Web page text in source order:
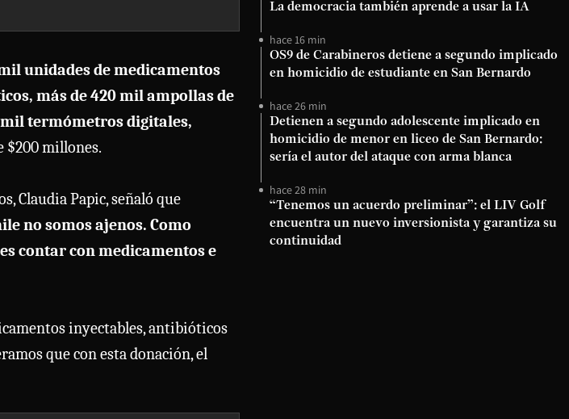
unidades de medicamentos
más de 420 mil ampollas de
mil termómetros digitales,
$200 millones.
Claudia Papic, señaló que
no somos ajenos. Como
contar con medicamentos e
inyectables, antibióticos
que con esta donación, el
La democracia también aprende a usar la IA
hace 16 min
OS9 de Carabineros detiene a segundo implicado
en homicidio de estudiante en San Bernardo
hace 26 min
Detienen a segundo adolescente implicado en
homicidio de menor en liceo de San Bernardo:
sería el autor del ataque con arma blanca
hace 28 min
“Tenemos un acuerdo preliminar”: el LIV Golf
encuentra un nuevo inversionista y garantiza su
continuidad